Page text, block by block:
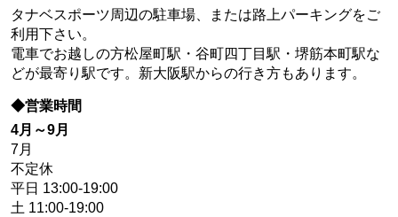
タナベスポーツ周辺の駐車場、または路上パーキングをご
利用下さい。
電車でお越しの方松屋町駅・谷町四丁目駅・堺筋本町駅な
どが最寄り駅です。新大阪駅からの行き方もあります。
◆営業時間
4月～9月
7月
不定休
平日 13:00-19:00
土 11:00-19:00